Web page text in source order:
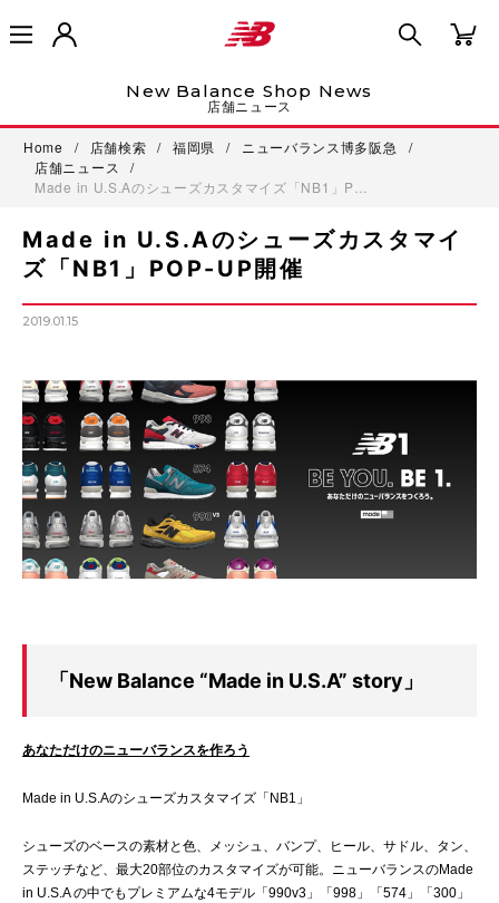
New Balance Shop News
店舗ニュース
Home / 店舗検索 / 福岡県 / ニューバランス博多阪急
/
店舗ニュース
/
Made in U.S.Aのシューズカスタマイズ「NB1」P…
Made in U.S.Aのシューズカスタマイ
ズ「NB1」POP-UP開催
2019.01.15
「New Balance “Made in U.S.A” story」
あなただけのニューバランスを作ろう
Made in U.S.Aのシューズカスタマイズ「NB1」
シューズのベースの素材と色、メッシュ、バンプ、ヒール、サドル、タン、
ステッチなど、最大20部位のカスタマイズが可能。ニューバランスのMade
in U.S.A の中でもプレミアムな4モデル「990v3」「998」「574」「300」